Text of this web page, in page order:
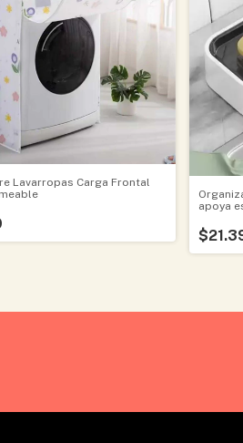
Lavarropas Carga Frontal
apoya